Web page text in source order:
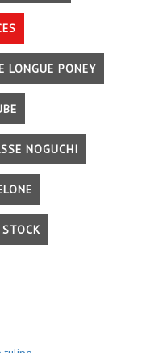
LONGUE PONEY
NOGUCHI